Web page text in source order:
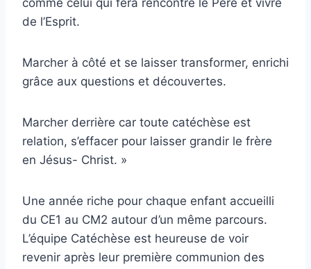
de l’Esprit.
Marcher à côté et se laisser transformer, enrichi
grâce aux questions et découvertes.
Marcher derrière car toute catéchèse est
relation, s’effacer pour laisser grandir le frère
en Jésus- Christ. »
Une année riche pour chaque enfant accueilli
du CE1 au CM2 autour d’un même parcours.
L’équipe Catéchèse est heureuse de voir
revenir après leur première communion des